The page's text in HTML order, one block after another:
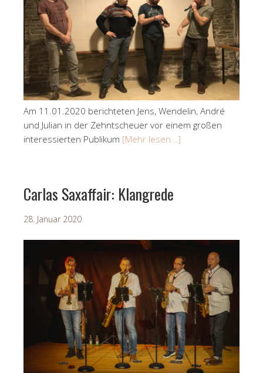
Am 11.01.2020 berichteten Jens, Wendelin, André
und Julian in der Zehntscheuer vor einem großen
interessierten Publikum [Mehr lesen...]
Carlas Saxaffair: Klangrede
28. Januar 2020